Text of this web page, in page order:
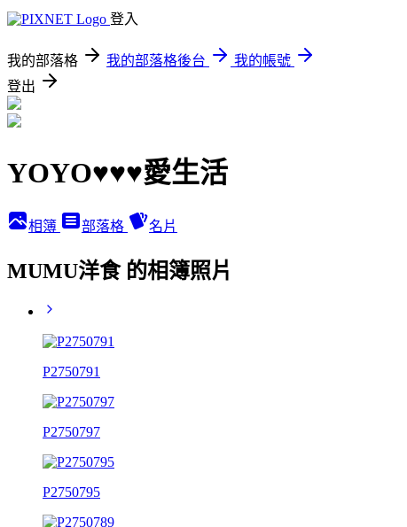
登入
我的部落格 我的部落格後台
我的帳號
登出
YOYO♥♥♥愛生活
相簿 部落格 名片
MUMU洋食 的相簿照片
P2750791
P2750797
P2750795